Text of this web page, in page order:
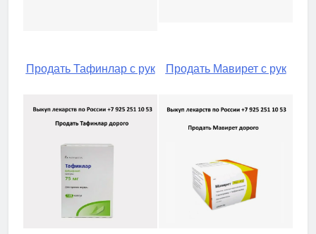
Продать Тафинлар с рук Продать Мавирет с рук